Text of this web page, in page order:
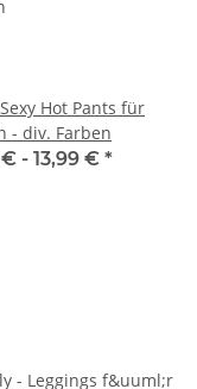
Hot Pants für
- div. Farben
€ - 13,99 € *